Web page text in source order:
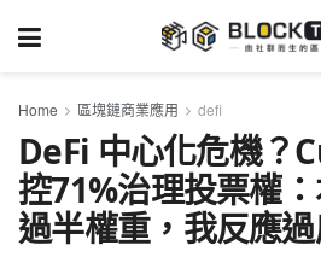
Home 區塊鏈商業應用 defi
DeFi 中心化危機？
控71%治理投票權
過半權重，我反應